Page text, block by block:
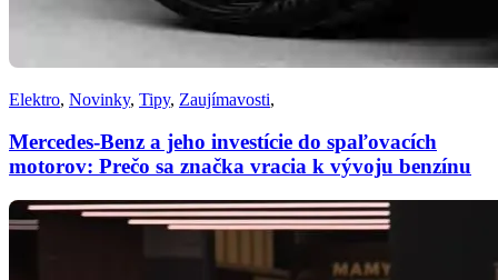
Elektro, Novinky, Tipy, Zaujímavosti,
Mercedes-Benz a jeho investície do spaľovacích
motorov: Prečo sa značka vracia k vývoju benzínu